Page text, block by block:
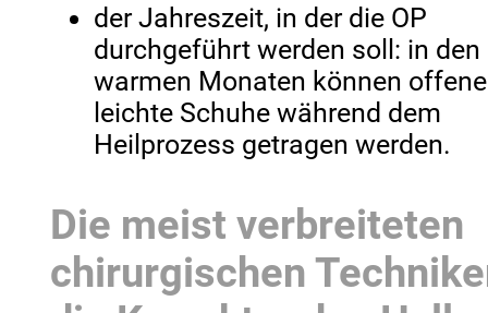
der Jahreszeit, in der die OP
durchgeführt werden soll: in den
warmen Monaten können
leichte Schuhe während dem
Heilprozess getragen werden.
Die meist verbreiteten
chirurgischen